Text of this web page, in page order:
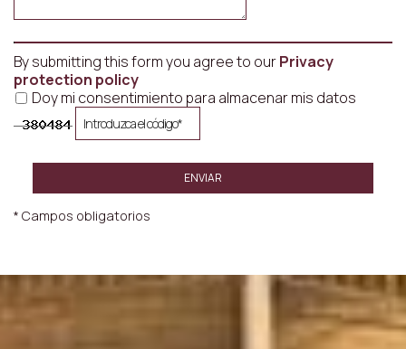
By submitting this form you agree to ourPrivacy
protection policy
Doy mi consentimiento para almacenar mis datos
ENVIAR
* Campos obligatorios